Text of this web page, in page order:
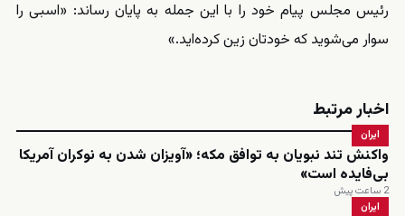
رئیس مجلس پیام خود را با این جمله به پایان رساند: «اسبی را
سوار می‌شوید که خودتان زین کرده‌اید.»
اخبار مرتبط
ایران
واکنش تند نبویان به توافق مکه؛ «آویزان شدن به نوکران آمریکا
بی‌فایده است»
2 ساعت پیش
ایران